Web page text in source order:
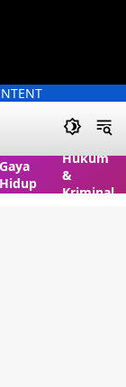
Gaya
Hidup
Hukum
&
Kriminal